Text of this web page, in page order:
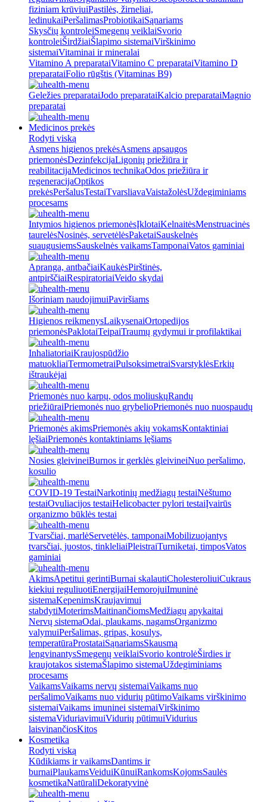
fiziniam krūviuiPastilės, žirneliai,
ledinukaiPeršalimasProbiotikaiSąnariams
Skysčių kontroleiSmegenų veiklaiSvorio
kontroleiŠirdžiaiŠlapimo sistemaiVirškinimo
sistemaiVitaminai ir mineralai
Vitamino A preparataiVitamino C preparataiVitamino D
preparataiFolio rūgštis (Vitaminas B9)
Geležies preparataiJodo preparataiKalcio preparataiMagnio
preparatai
Medicinos prekės
Rodyti viską
Asmens higienos prekėsAsmens apsaugos
priemonėsDezinfekcijaLigonių priežiūra ir
reabilitacijaMedicinos technikaOdos priežiūra ir
regeneracijaOptikos
prekėsPeršalusTestaiTvarsliavaVaistažolėsUždegiminiams
procesams
Intymios higienos priemonėsĮklotaiKelnaitėsMenstruacinės
taurelėsNosinės, servetėlėsPaketaiSauskelnės
suaugusiemsSauskelnės vaikamsTamponaiVatos gaminiai
Apranga, antbačiaiKaukėsPirštinės,
antpirščiaiRespiratoriaiVeido skydai
Išoriniam naudojimuiPaviršiams
Higienos reikmenysLaikysenaiOrtopedijos
priemonėsPaklotaiTeipaiTraumų gydymui ir profilaktikai
InhaliatoriaiKraujospūdžio
matuokliaiTermometraiPulsoksimetraiSvarstyklėsErkių
ištraukėjai
Priemonės nuo karpų, odos moliuskųRandų
priežiūraiPriemonės nuo grybelioPriemonės nuo nuospaudų
Priemonės akimsPriemonės akių vokamsKontaktiniai
lęšiaiPriemonės kontaktiniams lęšiams
Nosies gleivineiBurnos ir gerklės gleivineiNuo peršalimo,
kosulio
COVID-19 TestaiNarkotinių medžiagų testaiNėštumo
testaiOvuliacijos testaiHelicobacter pylori testaiĮvairūs
organizmo būklės testai
Tvarsčiai, marlėServetėlės, tamponaiMobilizuojantys
tvarsčiai, juostos, tinkleliaiPleistraiTurniketai, timposVatos
gaminiai
AkimsApetitui gerintiBurnai skalautiCholesteroliuiCukraus
kiekiui reguliuotiEnergijaiHemorojuiImuninė
sistemaKepenimsKraujavimui
stabdytiMoterimsMaitinančiomsMedžiagų apykaitai
Nervų sistemaOdai, plaukams, nagamsOrganizmo
valymuiPeršalimas, gripas, kosulys,
temperatūraProstataiSąnariamsSkausmą
lengvinantysSmegenų veiklaiSvorio kontrolėŠirdies ir
kraujotakos sistemaŠlapimo sistemaUždegiminiams
procesams
VaikamsVaikams nervų sistemaiVaikams nuo
peršalimoVaikams nuo vidurių pūtimoVaikams virškinimo
sistemaiVaikams imuninei sistemaiVirškinimo
sistemaViduriavimuiVidurių pūtimuiVidurius
laisvinančiosKitos
Kosmetika
Rodyti viską
Kūdikiams ir vaikamsDantims ir
burnaiPlaukamsVeiduiKūnuiRankomsKojomsSaulės
kosmetikaNatūraliDekoratyvinė